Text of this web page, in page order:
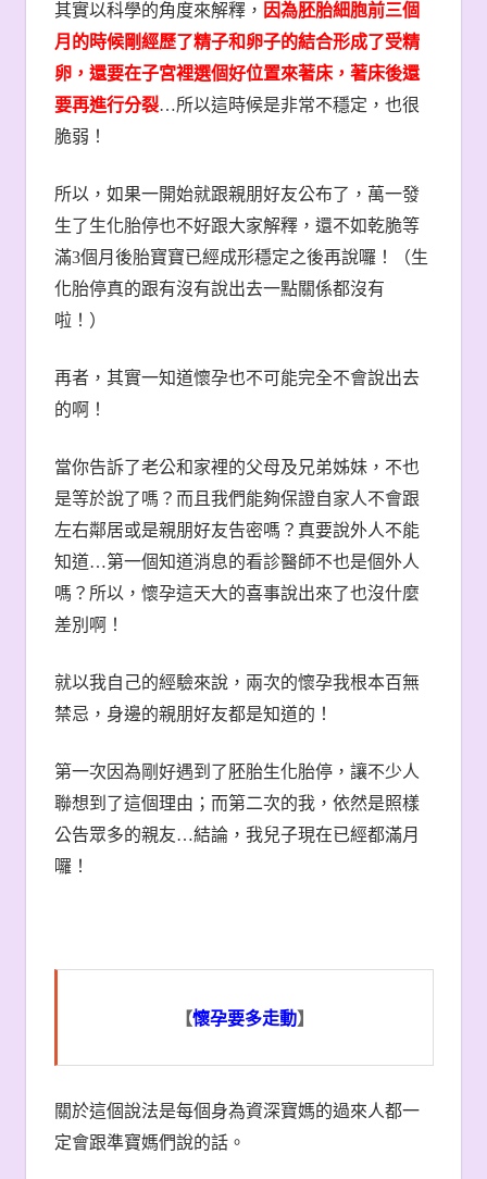
其實以科學的角度來解釋， 因為胚胎細胞前三個
月的時候剛經歷了精子和卵子的結合形成了受精
卵，還要在子宮裡選個好位置來著床，著床後還
要再進行分裂…所以這時候是非常不穩定，也很
脆弱！
所以，如果一開始就跟親朋好友公布了，萬一發
生了生化胎停也不好跟大家解釋，還不如乾脆等
滿3個月後胎寶寶已經成形穩定之後再說囉！（生
化胎停真的跟有沒有說出去一點關係都沒有
啦！）
再者，其實一知道懷孕也不可能完全不會說出去
的啊！
當你告訴了老公和家裡的父母及兄弟姊妹，不也
是等於說了嗎？而且我們能夠保證自家人不會跟
左右鄰居或是親朋好友告密嗎？真要說外人不能
知道…第一個知道消息的看診醫師不也是個外人
嗎？所以，懷孕這天大的喜事說出來了也沒什麼
差別啊！
就以我自己的經驗來說，兩次的懷孕我根本百無
禁忌，身邊的親朋好友都是知道的！
第一次因為剛好遇到了胚胎生化胎停，讓不少人
聯想到了這個理由；而第二次的我，依然是照樣
公告眾多的親友…結論，我兒子現在已經都滿月
囉！
【懷孕要多走動】
關於這個說法是每個身為資深寶媽的過來人都一
定會跟準寶媽們說的話。